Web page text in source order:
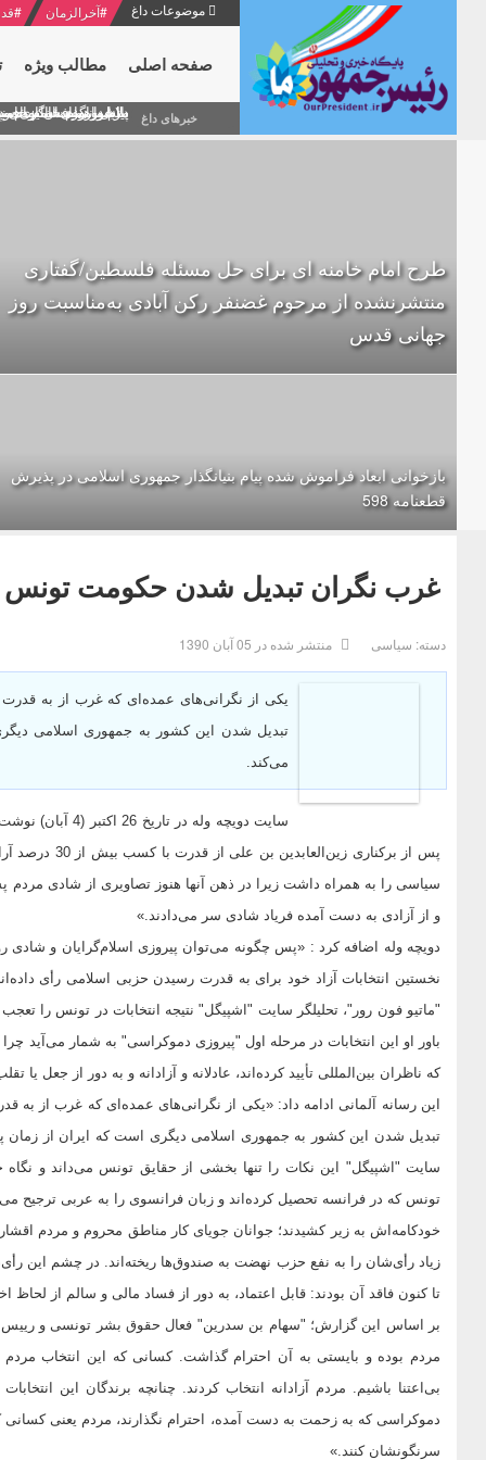
موضوعات داغ #آخرالزمان #
صفحه اصلی مطالب ویژه
خبرهای داغ منشور گفتمان امام و انقلاب - 7 /بخش دوم : شرح پیام ۱۰ خرداد ۱۳۶۹ امام خامنه
بازخوانی افشاگری
دلایل اهمیت
بیانات امام خامنه
پیام نوروزی امام
طرح امام خامنه ای برای حل مسئله‌ فلسطین/گفتاری
منتشرنشده از مرحوم غضنفر رکن آبادی به‌مناسبت روز
جهانی قدس
بازخوانی ابعاد فراموش شده پیام بنیانگذار جمهوری اسلامی در پذیرش
قطعنامه 598
غرب نگران تبدیل شدن حکومت
دسته: سیاسی منتشر شده در 05 آبان 1390
یکی از نگرانی‌های عمده‌ای که غرب از به
می‌کند.
سایت دویچه وله
پس از
سیاسی را به همراه داشت زیرا در ذهن آنها هنوز تصاویری از شادی
و از آزادی‌ به دست آمده فریاد شادی سر می‌دادند.»
دویچه وله اضافه کرد : «پس چگونه می‌توان پیروزی اسلام‌گرایان و شادی
نخستین انتخابات آزاد خود برای به قدرت رسیدن حزبی اسلامی رأی
"ماتیو فون رور"، تحلیلگر سایت "اشپیگل" نتیجه انتخابات در تونس را
که ناظران بین‌المللی تأیید کرده‌اند، عادلانه و آزادانه و به دور از جعل
این رسانه آلمانی ادامه داد: «یکی از نگرانی‌های عمده‌ای که غرب از
سایت "اشپیگل" این ‌نکات را تنها بخشی از حقایق تونس می‌داند و
تونس که در فرانسه تحصیل کرده‌اند و زبان فرانسوی را به عربی ترجیح
خودکامه‌اش به زیر کشیدند؛ جوانان جویای کار مناطق محروم و مردم
زیاد رأ‌ی‌شان را به نفع حزب نهضت به صندوق‌ها ریخته‌اند. در چشم این
تا کنون فاقد آن بودند: قابل اعتماد، به دور از فساد مالی و سالم از لحاظ
بر اساس این گزارش؛ "سهام بن سدرین" فعال حقوق بشر تونسی و رییس
مردم بوده و بایستی به آن احترام گذاشت. کسانی که این انتخاب
بی‌اعتنا باشیم. مردم آزادانه انتخاب کردند. چنانچه برندگان این
دموکراسی‌ که به زحمت به دست آمده، احترام نگذارند، مردم یعنی کسانی
سرنگونشان کنند.»